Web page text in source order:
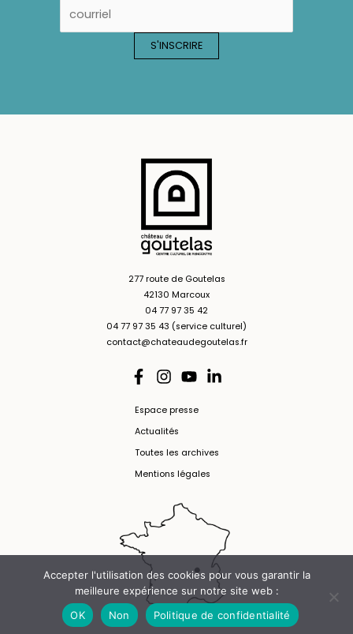
277 route de Goutelas
42130 Marcoux
04 77 97 35 42
04 77 97 35 43 (service culturel)
contact@chateaudegoutelas.fr
Espace presse
Actualités
Toutes les archives
Mentions légales
Accepter l'utilisation des cookies pour vous garantir la
meilleure expérience sur notre site web :
OK
Non Politique de confidentialité